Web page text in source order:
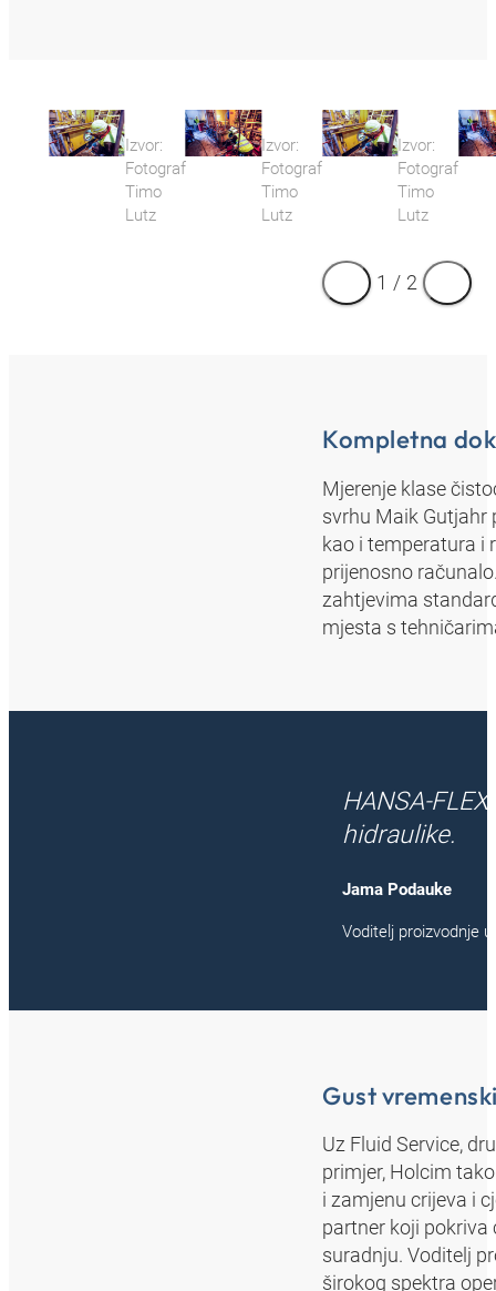
Izvor:
Fotograf
Timo
Lutz
Izvor:
Fotograf
Timo
Lutz
Izvor:
Fotograf
Timo
Lutz
1 / 2
Kompletna
Mjerenje klase
svrhu Maik Gutjahr
kao i temperatura i
prijenosno
zahtjevima
mjesta s
hidraulike.
Jama Podauke
Voditelj proizvodnje
Gust
Uz Fluid Service,
primjer, Holcim
i zamjenu crijeva i
partner koji pokriva
suradnju. Voditelj
širokog spektra